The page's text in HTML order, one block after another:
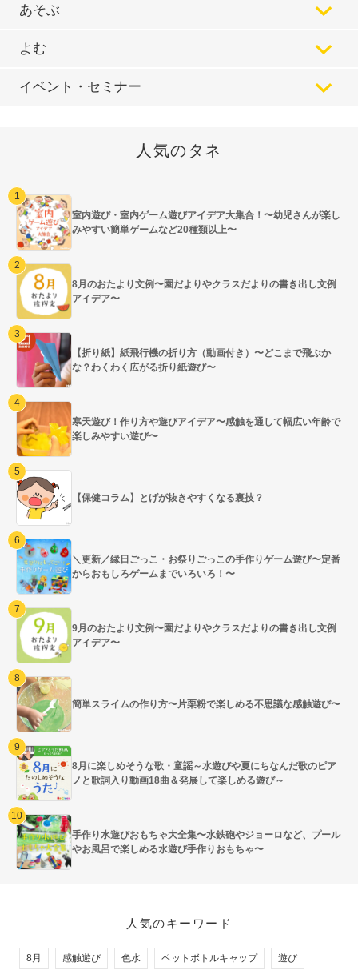
あそぶ
よむ
イベント・セミナー
人気のタネ
室内遊び・室内ゲーム遊びアイデア大集合！〜幼児さんが楽し
みやすい簡単ゲームなど20種類以上〜
8月のおたより文例〜園だよりやクラスだよりの書き出し文例
アイデア〜
【折り紙】紙飛行機の折り方（動画付き）〜どこまで飛ぶか
な？わくわく広がる折り紙遊び〜
寒天遊び！作り方や遊びアイデア〜感触を通して幅広い年齢で
楽しみやすい遊び〜
【保健コラム】とげが抜きやすくなる裏技？
＼更新／縁日ごっこ・お祭りごっこの手作りゲーム遊び〜定番
からおもしろゲームまでいろいろ！〜
9月のおたより文例〜園だよりやクラスだよりの書き出し文例
アイデア〜
簡単スライムの作り方〜片栗粉で楽しめる不思議な感触遊び〜
8月に楽しめそうな歌・童謡～水遊びや夏にちなんだ歌のピア
ノと歌詞入り動画18曲＆発展して楽しめる遊び～
手作り水遊びおもちゃ大全集〜水鉄砲やジョーロなど、プール
やお風呂で楽しめる水遊び手作りおもちゃ〜
人気のキーワード
8月 感触遊び 色水 ペットボトルキャップ 遊び